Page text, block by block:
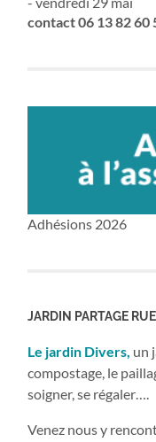
contact 06 13 82
Adhésions 2026
JARDIN PARTAGE
Le jardin Divers, un
compostage, le
soigner, se régaler….
Venez nous y